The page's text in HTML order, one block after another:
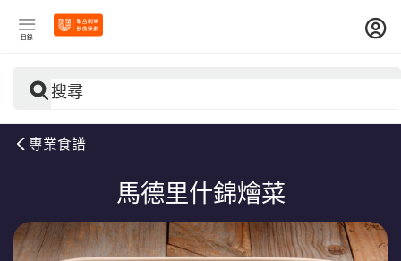
目錄
搜尋
專業食譜
馬德里什錦燴菜